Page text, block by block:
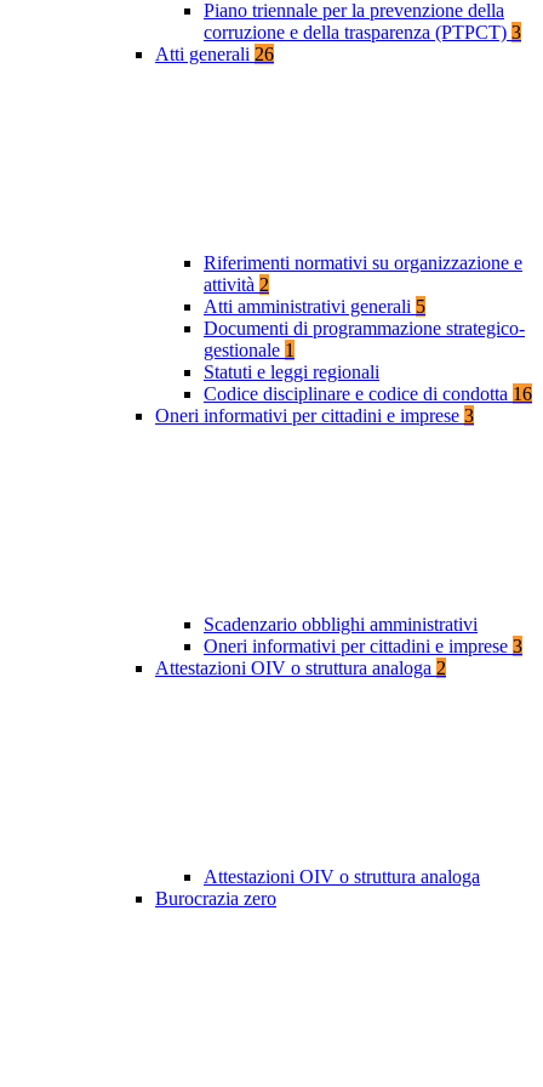
Piano triennale per la prevenzione della
corruzione e della trasparenza (PTPCT) 3
Atti generali 26
Riferimenti normativi su organizzazione e
attività 2
Atti amministrativi generali 5
Documenti di programmazione strategico-
gestionale 1
Statuti e leggi regionali
Codice disciplinare e codice di condotta 16
Oneri informativi per cittadini e imprese 3
Scadenzario obblighi amministrativi
Oneri informativi per cittadini e imprese 3
Attestazioni OIV o struttura analoga 2
Attestazioni OIV o struttura analoga
Burocrazia zero